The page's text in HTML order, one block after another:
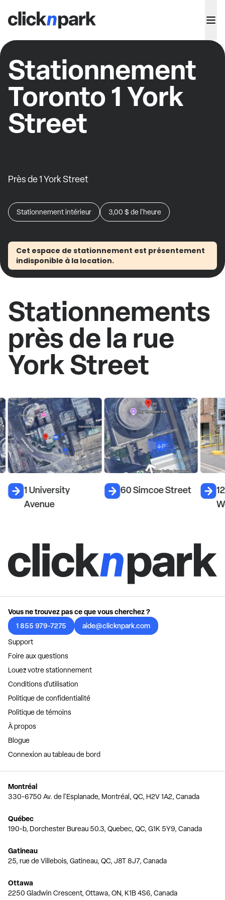
Stationnement
Toronto 1 York
Street
Près de 1 York Street
Stationnement intérieur 3,00 $ de l'heure
Cet espace de stationnement est présentement
indisponible à la location.
Stationnements
près de la rue
York Street
1 University
Avenue
60 Simcoe Street
Vous ne trouvez pas ce que vous cherchez ?
1 855 979-7275
aide@clicknpark.com
Support
Foire aux questions
Louez votre stationnement
Conditions d'utilisation
Politique de confidentialité
Politique de témoins
À propos
Blogue
Connexion au tableau de bord
Montréal
330-6750 Av. de l'Esplanade, Montréal, QC, H2V 1A2, Canada
Québec
190-b, Dorchester Bureau 50.3, Quebec, QC, G1K 5Y9, Canada
Gatineau
25, rue de Villebois, Gatineau, QC, J8T 8J7, Canada
Ottawa
2250 Gladwin Crescent, Ottawa, ON, K1B 4S6, Canada